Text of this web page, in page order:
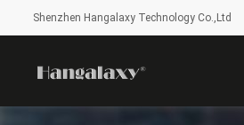
Shenzhen Hangalaxy Technology Co.,Ltd